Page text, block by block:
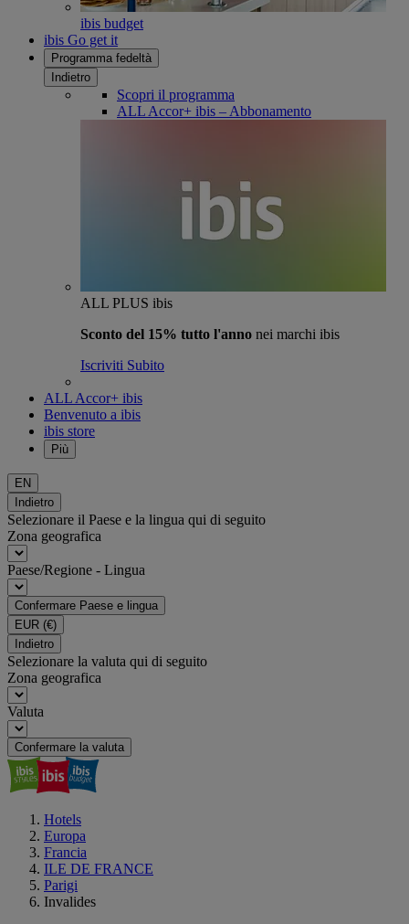
ibis budget
ibis Go get it
Programma fedeltà
Indietro
Scopri il programma
ALL Accor+ ibis – Abbonamento
ALL PLUS ibis
Sconto del 15% tutto l'anno nei marchi ibis
Iscriviti Subito
ALL Accor+ ibis
Benvenuto a ibis
ibis store
Più
EN
Indietro
Selezionare il Paese e la lingua qui di seguito
Zona geografica
Paese/Regione - Lingua
Confermare Paese e lingua
EUR (€)
Indietro
Selezionare la valuta qui di seguito
Zona geografica
Valuta
Confermare la valuta
Hotels
Europa
Francia
ILE DE FRANCE
Parigi
Invalides